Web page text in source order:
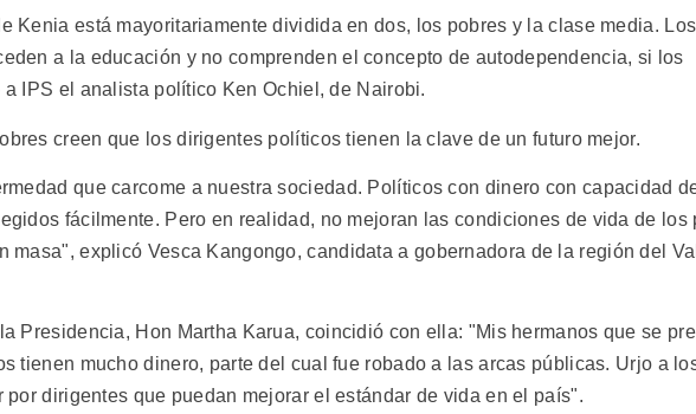
Kenia está mayoritariamente dividida en dos, los pobres y la clase media. Los
a la educación y no comprenden el concepto de autodependencia, si los
IPS el analista político Ken Ochiel, de Nairobi.
creen que los dirigentes políticos tienen la clave de un futuro mejor.
que carcome a nuestra sociedad. Políticos con dinero con capacidad
fácilmente. Pero en realidad, no mejoran las condiciones de vida de los
masa", explicó Vesca Kangongo, candidata a gobernadora de la región del
Presidencia, Hon Martha Karua, coincidió con ella: "Mis hermanos que se
tienen mucho dinero, parte del cual fue robado a las arcas públicas. Urjo a
por dirigentes que puedan mejorar el estándar de vida en el país".